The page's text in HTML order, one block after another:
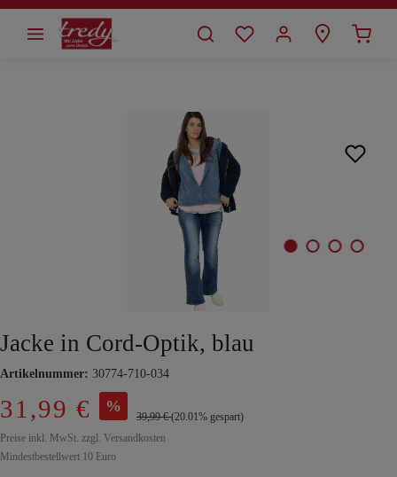
springen
Jacke in Cord-Optik, blau
Artikelnummer: 30774-710-034
31,99 € %
39,99 €(20.01% gespart)
Preise inkl. MwSt. zzgl. Versandkosten
Mindestbestellwert 10 Euro